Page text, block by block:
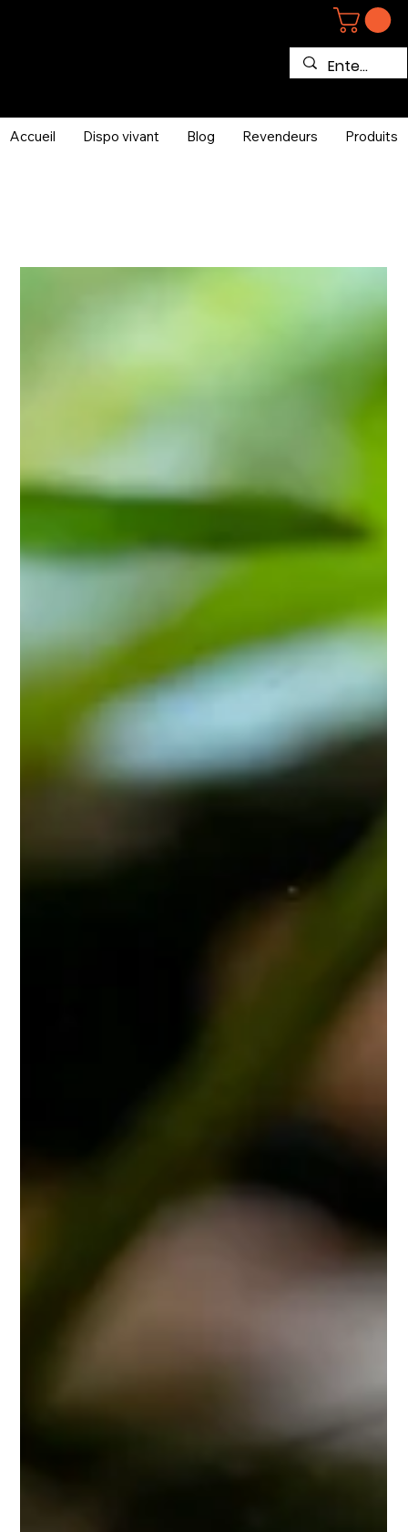
Accueil Dispo vivant Blog Revendeurs Produits